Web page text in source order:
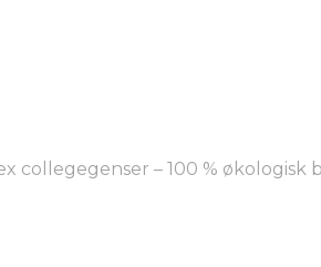
collegegenser – 100 % økologisk